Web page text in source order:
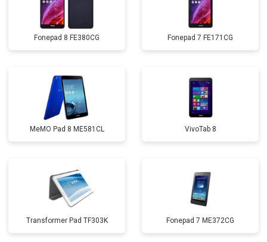
Fonepad 8 FE380CG Fonepad 7 FE171CG
MeMO Pad 8 ME581CL VivoTab 8
Transformer Pad TF303K Fonepad 7 ME372CG